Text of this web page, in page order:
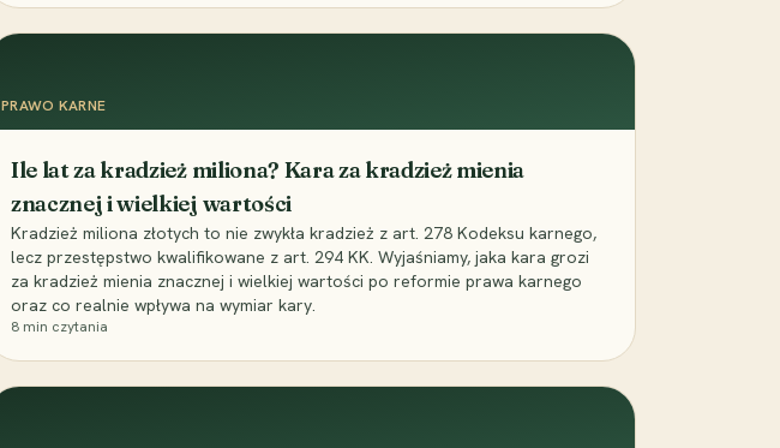
PRAWO KARNE
Ile lat za kradzież miliona? Kara za kradzież mienia
znacznej i wielkiej wartości
Kradzież miliona złotych to nie zwykła kradzież z art. 278 Kodeksu karnego,
lecz przestępstwo kwalifikowane z art. 294 KK. Wyjaśniamy, jaka kara grozi
za kradzież mienia znacznej i wielkiej wartości po reformie prawa karnego
oraz co realnie wpływa na wymiar kary.
8 min czytania